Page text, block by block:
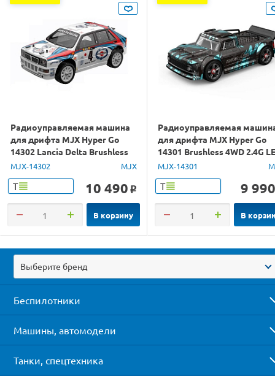
Радиоуправляемая машина
для дрифта MJX Hyper Go
14302 Lancia Delta Brushless
4WD 2.4G LED 1/14 RTR
MJX-14302 MJX
Т 10 490 o
В корзину
Радиоуправляемая
для дрифта MJX Hyper Go
14301 Brushless 4WD 2.4G
1/14 RTR
MJX-14301
Т 9 990
В
Выберите бренд
Беспилотники
Машины, автомодели
Танки, спецтехника